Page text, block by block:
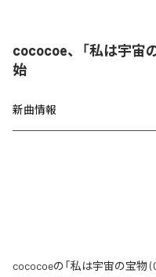
cococoe、「私は宇宙
始
新曲情報
cococoeの「私は宇宙の宝物